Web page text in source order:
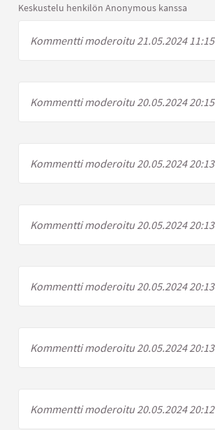
Keskustelu henkilön Anonymous kanssa
Kommentti moderoitu 21.05.2024 11:15
Kommentti moderoitu 20.05.2024 20:15
Kommentti moderoitu 20.05.2024 20:13
Kommentti moderoitu 20.05.2024 20:13
Kommentti moderoitu 20.05.2024 20:13
Kommentti moderoitu 20.05.2024 20:13
Kommentti moderoitu 20.05.2024 20:12